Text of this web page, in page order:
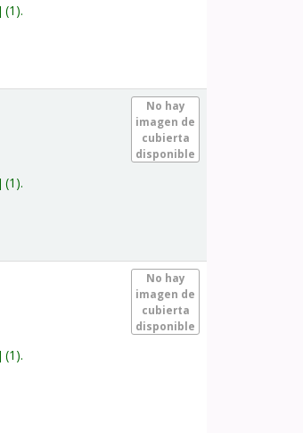
(1).
No hay
imagen de
cubierta
disponible
(1).
No hay
imagen de
cubierta
disponible
(1).